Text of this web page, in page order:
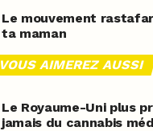
Le mouvement
ta maman
VOUS AIMEREZ AUSSI
Le Royaume-Uni plus
jamais du cannabis